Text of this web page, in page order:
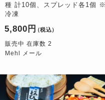
種 計10個、スプレッド各1個 ※
冷凍
5,800円 （税込）
販売中 在庫数 2
Mehl メール